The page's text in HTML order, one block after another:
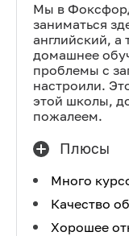
Мы в
заниматься
английский, а
домашнее
проблемы с
настроили.
этой школы,
пожалеем.
Плюсы
Много
Качество
Хорошее